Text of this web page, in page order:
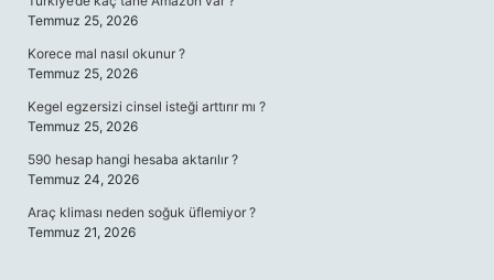
Temmuz 25, 2026
Korece mal nasıl okunur ?
Temmuz 25, 2026
Kegel egzersizi cinsel isteği arttırır mı ?
Temmuz 25, 2026
590 hesap hangi hesaba aktarılır ?
Temmuz 24, 2026
Araç kliması neden soğuk üflemiyor ?
Temmuz 21, 2026